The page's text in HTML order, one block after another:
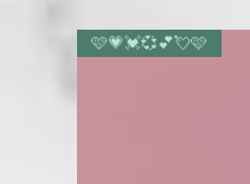
🩷💗💓💞💕💘🩷